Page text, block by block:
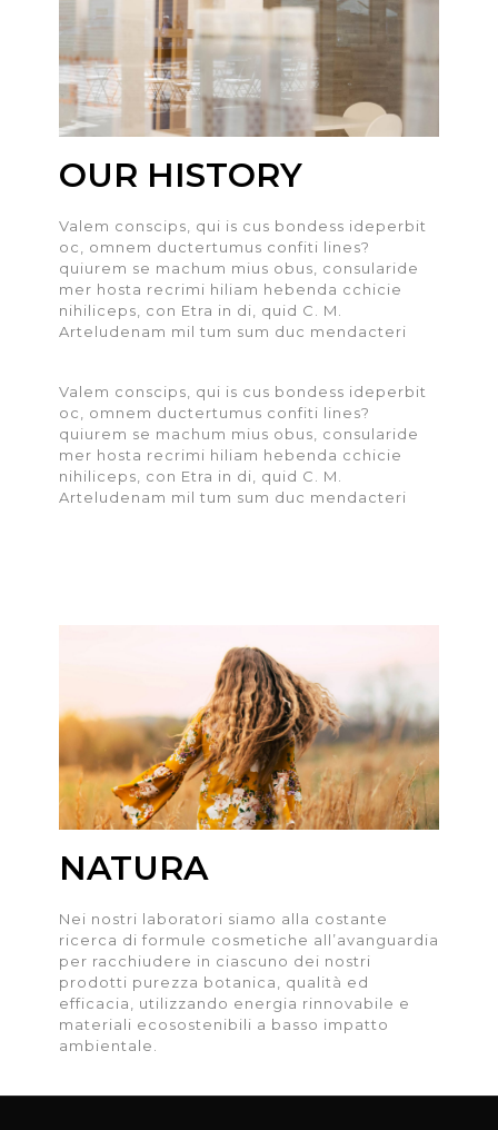
OUR HISTORY
Valem conscips, qui is cus bondess ideperbit
oc, omnem ductertumus confiti lines?
quiurem se machum mius obus, consularide
mer hosta recrimi hiliam hebenda cchicie
nihiliceps, con Etra in di, quid C. M.
Arteludenam mil tum sum duc mendacteri
Valem conscips, qui is cus bondess ideperbit
oc, omnem ductertumus confiti lines?
quiurem se machum mius obus, consularide
mer hosta recrimi hiliam hebenda cchicie
nihiliceps, con Etra in di, quid C. M.
Arteludenam mil tum sum duc mendacteri
NATURA
Nei nostri laboratori siamo alla costante
ricerca di formule cosmetiche all’avanguardia
per racchiudere in ciascuno dei nostri
prodotti purezza botanica, qualità ed
efficacia, utilizzando energia rinnovabile e
materiali ecosostenibili a basso impatto
ambientale.